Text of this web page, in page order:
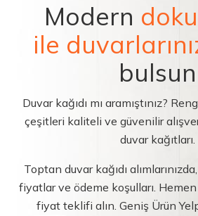
Modern
ile
bulsun
Duvar kağıdı mı aramıştınız?
çeşitleri kaliteli ve güvenilir
duvar kağıtları.
Toptan duvar kağıdı
fiyatlar ve ödeme koşulları.
fiyat teklifi alın. Geniş Ürün